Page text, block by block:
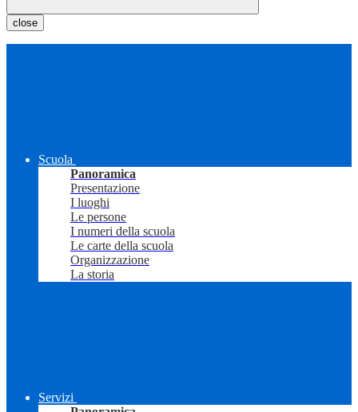
close
Scuola
Panoramica
Presentazione
I luoghi
Le persone
I numeri della scuola
Le carte della scuola
Organizzazione
La storia
Servizi